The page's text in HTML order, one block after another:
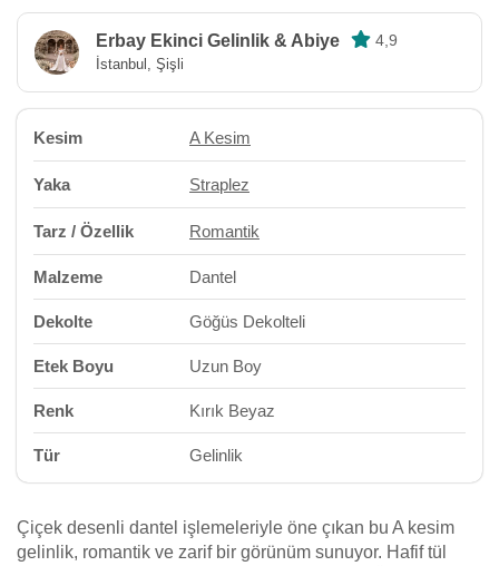
Erbay Ekinci Gelinlik & Abiye 4,9
İstanbul, Şişli
Kesim A Kesim
Yaka Straplez
Tarz / Özellik Romantik
Malzeme Dantel
Dekolte Göğüs Dekolteli
Etek Boyu Uzun Boy
Renk Kırık Beyaz
Tür Gelinlik
Çiçek desenli dantel işlemeleriyle öne çıkan bu A kesim
gelinlik, romantik ve zarif bir görünüm sunuyor. Hafif tül